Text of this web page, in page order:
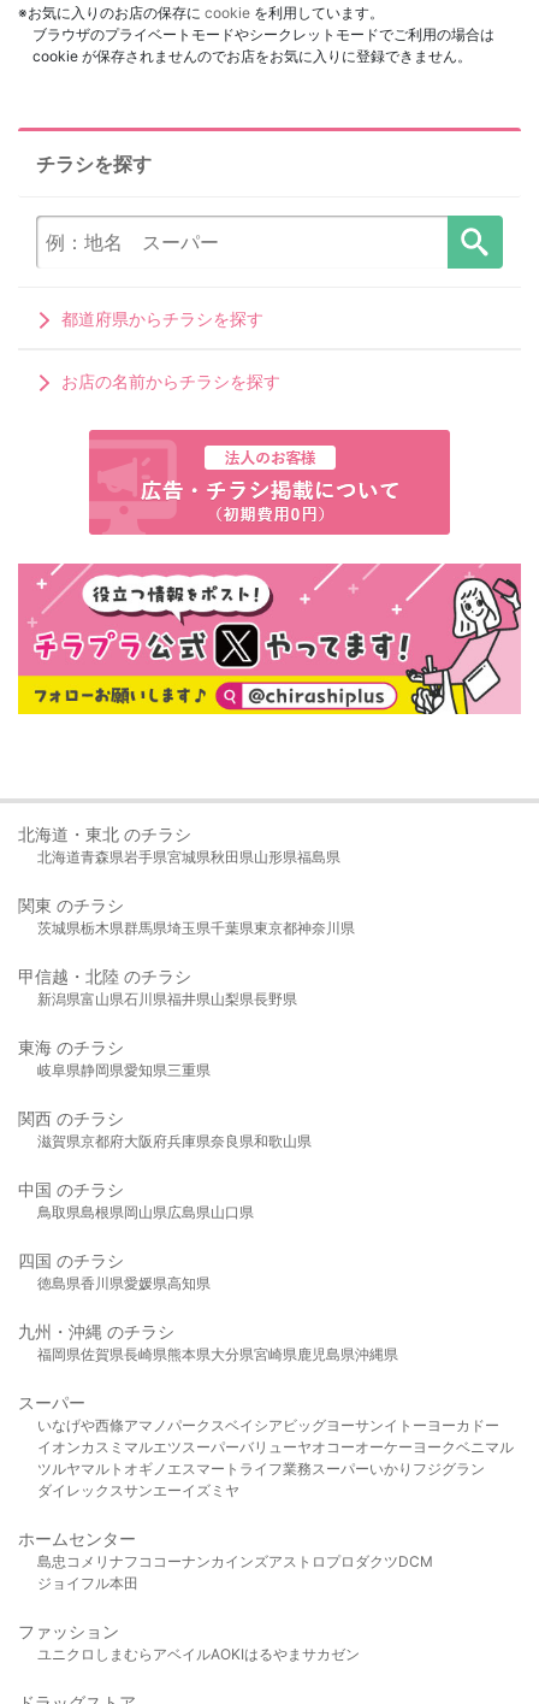
※お気に入りのお店の保存に cookie を利用しています。
ブラウザのプライベートモードやシークレットモードでご利用の場合は
cookie が保存されませんのでお店をお気に入りに登録できません。
チラシを探す
都道府県からチラシを探す
お店の名前からチラシを探す
北海道・東北 のチラシ
北海道青森県岩手県宮城県秋田県山形県福島県
関東 のチラシ
茨城県栃木県群馬県埼玉県千葉県東京都神奈川県
甲信越・北陸 のチラシ
新潟県富山県石川県福井県山梨県長野県
東海 のチラシ
岐阜県静岡県愛知県三重県
関西 のチラシ
滋賀県京都府大阪府兵庫県奈良県和歌山県
中国 のチラシ
鳥取県島根県岡山県広島県山口県
四国 のチラシ
徳島県香川県愛媛県高知県
九州・沖縄 のチラシ
福岡県佐賀県長崎県熊本県大分県宮崎県鹿児島県沖縄県
スーパー
いなげや西條アマノパークスベイシア ビッグヨーサンイトーヨーカドー
イオンカスミ マルエツスーパーバリューヤオコーオーケー ヨークベニマル
ツルヤマルト オギノ エスマート ライフ業務スーパーいかり フジグラン
ダイレックスサンエーイズミヤ
ホームセンター
島忠 コメリ ナフコ コーナンカインズアストロプロダクツDCM
ジョイフル本田
ファッション
ユニクロ しまむら アベイルAOKIはるやま サカゼン